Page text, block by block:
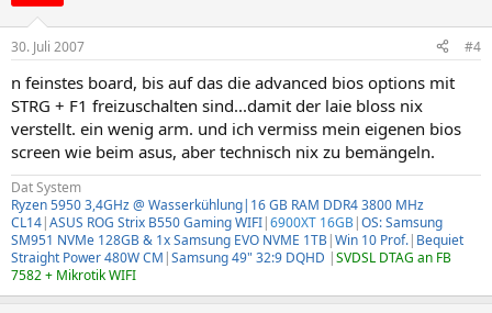
30. Juli 2007 #4
n feinstes board, bis auf das die advanced bios options mit
STRG + F1 freizuschalten sind...damit der laie bloss nix
verstellt. ein wenig arm. und ich vermiss mein eigenen bios
screen wie beim asus, aber technisch nix zu bemängeln.
Dat System
Ryzen 5950 3,4GHz @ Wasserkühlung|16 GB RAM DDR4 3800 MHz
CL14|ASUS ROG Strix B550 Gaming WIFI|6900XT 16GB|OS: Samsung
SM951 NVMe 128GB & 1x Samsung EVO NVME 1TB|Win 10 Prof.| Bequiet
Straight Power 480W CM |Samsung 49" 32:9 DQHD |SVDSL DTAG an FB
7582 + Mikrotik WIFI